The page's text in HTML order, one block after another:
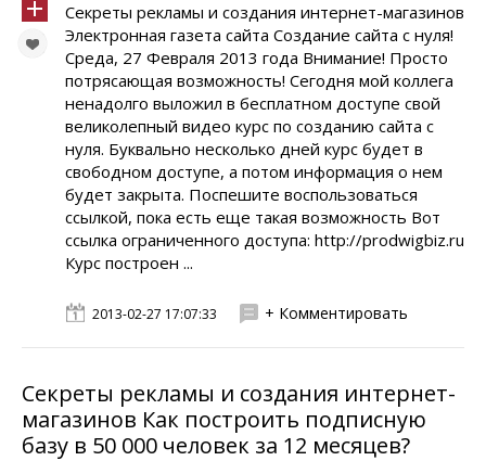
Секреты рекламы и создания интернет-магазинов
Электронная газета сайта Создание сайта с нуля!
Среда, 27 Февраля 2013 года Внимание! Просто
потрясающая возможность! Сегодня мой коллега
ненадолго выложил в бесплатном доступе свой
великолепный видео курс по созданию сайта с
нуля. Буквально несколько дней курс будет в
свободном доступе, а потом информация о нем
будет закрыта. Поспешите воспользоваться
ссылкой, пока есть еще такая возможность Вот
ссылка ограниченного доступа: http://prodwigbiz.ru
Курс построен ...
2013-02-27 17:07:33 + Комментировать
Секреты рекламы и создания интернет-
магазинов Как построить подписную
базу в 50 000 человек за 12 месяцев?